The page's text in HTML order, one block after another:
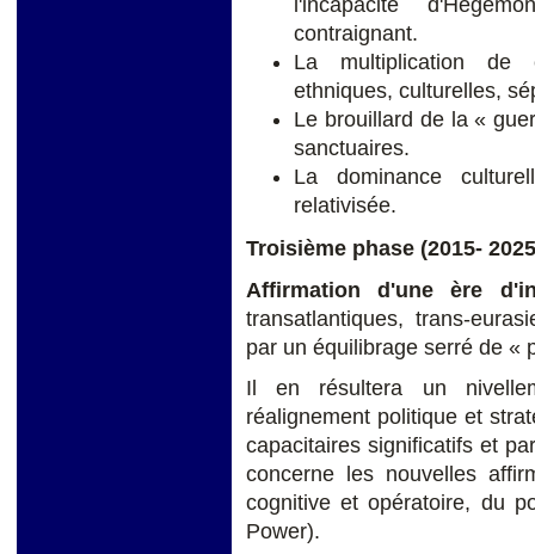
contraignant.
La multiplication de
ethniques, culturelles,
Le brouillard de la «
sanctuaires.
La dominance
relativisée.
Troisième phase (2015-
Affirmation d'une ère
transatlantiques, trans-
par un équilibrage serré de «
Il en résultera un
réalignement politique et
capacitaires significatifs et
concerne les nouvelles
cognitive et opératoire, du
Power).